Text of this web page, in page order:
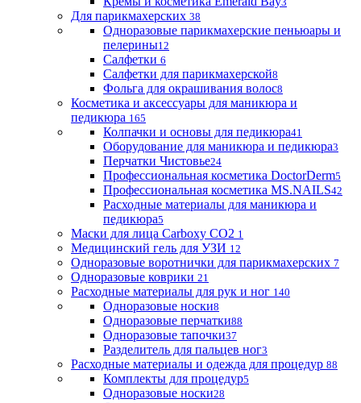
Для парикмахерских 38
Одноразовые парикмахерские пеньюары и
пелерины12
Салфетки 6
Салфетки для парикмахерской8
Фольга для окрашивания волос8
Косметика и аксессуары для маникюра и
педикюра 165
Колпачки и основы для педикюра41
Оборудование для маникюра и педикюра3
Перчатки Чистовье24
Профессиональная косметика DoctorDerm5
Профессиональная косметика MS.NAILS42
Расходные материалы для маникюра и
педикюра5
Маски для лица Carboxy CO2 1
Медицинский гель для УЗИ 12
Одноразовые воротнички для парикмахерских 7
Одноразовые коврики 21
Расходные материалы для рук и ног 140
Одноразовые носки8
Одноразовые перчатки88
Одноразовые тапочки37
Разделитель для пальцев ног3
Расходные материалы и одежда для процедур 88
Комплекты для процедур5
Одноразовые носки28